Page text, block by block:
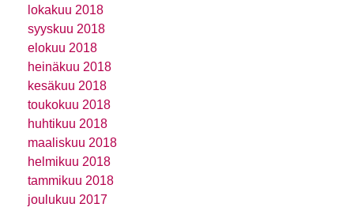
lokakuu 2018
syyskuu 2018
elokuu 2018
heinäkuu 2018
kesäkuu 2018
toukokuu 2018
huhtikuu 2018
maaliskuu 2018
helmikuu 2018
tammikuu 2018
joulukuu 2017